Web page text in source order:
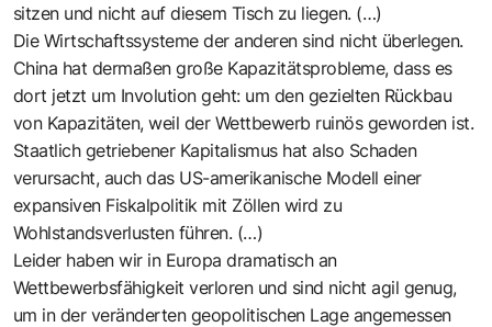
sitzen und nicht auf diesem Tisch zu liegen. (…)
Die Wirtschaftssysteme der anderen sind nicht überlegen.
China hat dermaßen große Kapazitätsprobleme, dass es
dort jetzt um Involution geht: um den gezielten Rückbau
von Kapazitäten, weil der Wettbewerb ruinös geworden ist.
Staatlich getriebener Kapitalismus hat also Schaden
verursacht, auch das US-amerikanische Modell einer
expansiven Fiskalpolitik mit Zöllen wird zu
Wohlstandsverlusten führen. (…)
Leider haben wir in Europa dramatisch an
Wettbewerbsfähigkeit verloren und sind nicht agil genug,
um in der veränderten geopolitischen Lage angemessen